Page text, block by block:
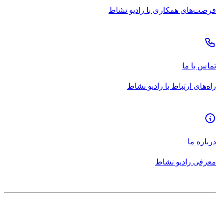
فرصت‌های همکاری با رادیو نشاط
تماس با ما
راه‌های ارتباط با رادیو نشاط
درباره ما
معرفی رادیو نشاط